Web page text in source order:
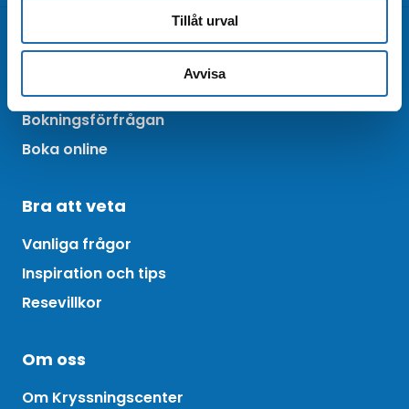
Tillåt urval
Avvisa
Kontakta oss
Kundtjänst
Bokningsförfrågan
Boka online
Bra att veta
Vanliga frågor
Inspiration och tips
Resevillkor
Om oss
Om Kryssningscenter